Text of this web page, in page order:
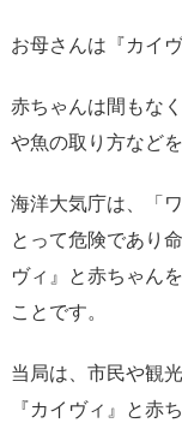
お母さんは『カイヴ
赤ちゃんは間もな
や魚の取り方など
海洋大気庁は、「
とって危険であり
ヴィ』と赤ちゃん
ことです。
当局は、市民や観
『カイヴィ』と赤